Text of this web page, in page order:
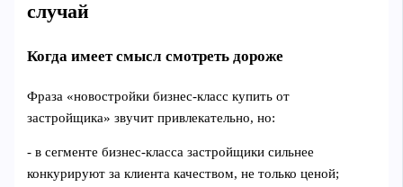
случай
Когда имеет смысл смотреть дороже
Фраза «новостройки бизнес-класс купить от
застройщика» звучит привлекательно, но:
- в сегменте бизнес‑класса застройщики сильнее
конкурируют за клиента качеством, не только ценой;